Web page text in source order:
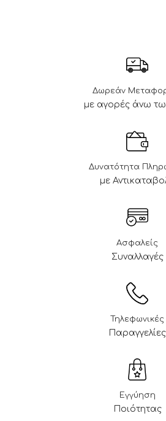
Δωρεάν
με αγορές άνω
Δυνατότητα
με
Ασφαλείς
Συναλλαγές
Τηλεφωνικές
Παραγγελίες
Εγγύηση
Ποιότητας